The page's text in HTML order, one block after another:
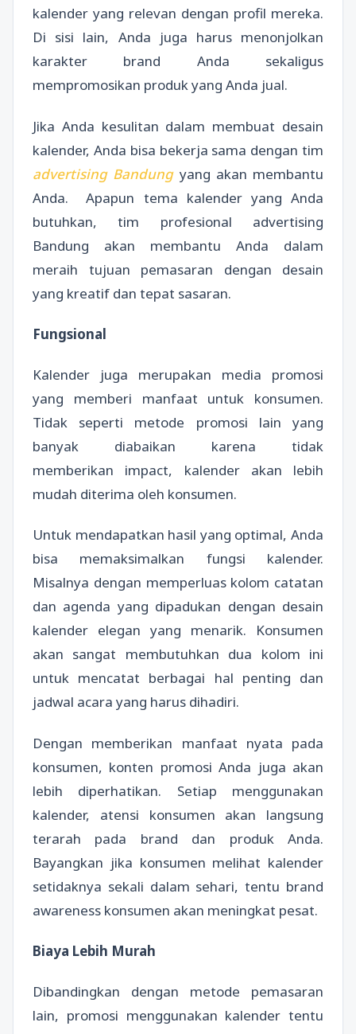
kalender yang relevan dengan profil mereka.
Di sisi lain, Anda juga harus menonjolkan
karakter brand Anda sekaligus
mempromosikan produk yang Anda jual.
Jika Anda kesulitan dalam membuat desain
kalender, Anda bisa bekerja sama dengan tim
advertising Bandungyang akan membantu
Anda. Apapun tema kalender yang Anda
butuhkan, tim profesional advertising
Bandung akan membantu Anda dalam
meraih tujuan pemasaran dengan desain
yang kreatif dan tepat sasaran.
Fungsional
Kalender juga merupakan media promosi
yang memberi manfaat untuk konsumen.
Tidak seperti metode promosi lain yang
banyak diabaikan karena tidak
memberikan impact, kalender akan lebih
mudah diterima oleh konsumen.
Untuk mendapatkan hasil yang optimal, Anda
bisa memaksimalkan fungsi kalender.
Misalnya dengan memperluas kolom catatan
dan agenda yang dipadukan dengan desain
kalender elegan yang menarik. Konsumen
akan sangat membutuhkan dua kolom ini
untuk mencatat berbagai hal penting dan
jadwal acara yang harus dihadiri.
Dengan memberikan manfaat nyata pada
konsumen, konten promosi Anda juga akan
lebih diperhatikan. Setiap menggunakan
kalender, atensi konsumen akan langsung
terarah pada brand dan produk Anda.
Bayangkan jika konsumen melihat kalender
setidaknya sekali dalam sehari, tentu brand
awareness konsumen akan meningkat pesat.
Biaya Lebih Murah
Dibandingkan dengan metode pemasaran
lain, promosi menggunakan kalender tentu